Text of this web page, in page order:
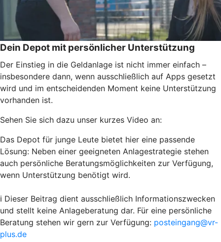
Dein Depot mit persönlicher Unterstützung
Der Einstieg in die Geldanlage ist nicht immer einfach –
insbesondere dann, wenn ausschließlich auf Apps gesetzt
wird und im entscheidenden Moment keine Unterstützung
vorhanden ist.
Sehen Sie sich dazu unser kurzes Video an:
Das Depot für junge Leute bietet hier eine passende
Lösung: Neben einer geeigneten Anlagestrategie stehen
auch persönliche Beratungsmöglichkeiten zur Verfügung,
wenn Unterstützung benötigt wird.
ℹ️ Dieser Beitrag dient ausschließlich Informationszwecken
und stellt keine Anlageberatung dar. Für eine persönliche
Beratung stehen wir gern zur Verfügung: posteingang@vr-
plus.de